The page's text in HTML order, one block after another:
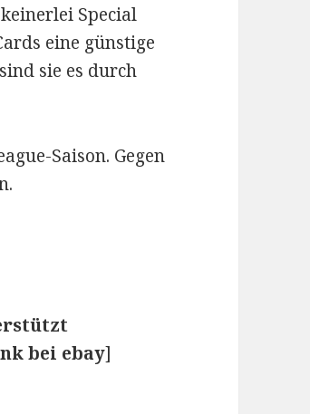
Special
eine günstige
sie es durch
Saison. Gegen
bei ebay]